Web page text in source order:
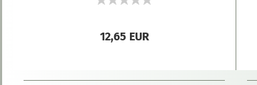
12,65 EUR